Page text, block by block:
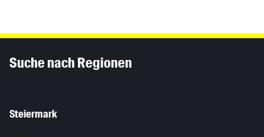
Suche nach Regionen
Steiermark